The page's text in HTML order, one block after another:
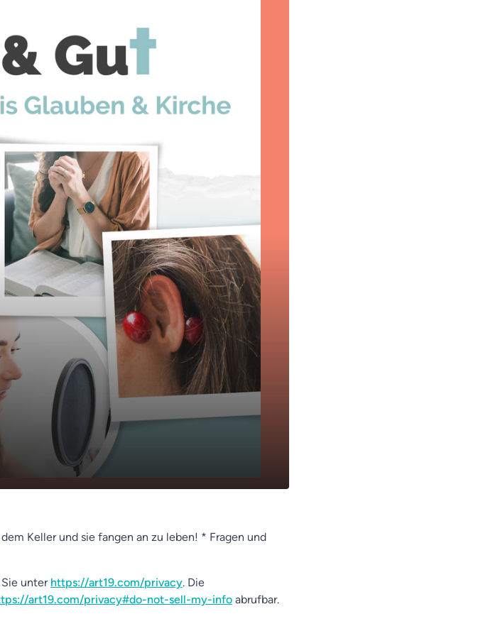
Keller und sie fangen an zu leben! * Fragen und
unter https://art19.com/privacy. Die
art19.com/privacy#do-not-sell-my-info abrufbar.